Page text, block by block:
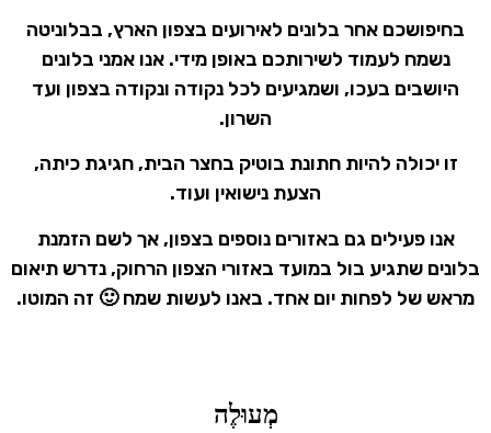
בחיפושכם אחר בלונים לאירועים בצפון הארץ, בבלוניטה
נשמח לעמוד לשירותכם באופן מידי. אנו אמני בלונים
היושבים בעכו, ושמגיעים לכל נקודה ונקודה בצפון ועד
השרון.
זו יכולה להיות חתונת בוטיק בחצר הבית, חגיגת כיתה,
הצעת נישואין ועוד.
אנו פעילים גם באזורים נוספים בצפון, אך לשם הזמנת
בלונים שתגיע בול במועד באזורי הצפון הרחוק, נדרש תיאום
מראש של לפחות יום אחד. באנו לעשות שמח 🙂 זה המוטו.
מְעוּלֶה